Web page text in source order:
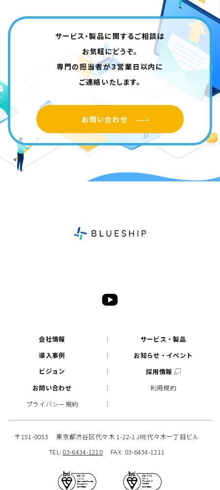
サービス・製品に関するご相談は
お気軽にどうぞ。
専門の担当者が３営業日以内に
ご連絡いたします。
お問い合わせ
会社情報
サービス・製品
導入事例
お知らせ・イベント
ビジョン
採用情報
お問い合わせ
利用規約
プライバシー規約
〒151-0053
東京都渋谷区代々木 1-22-1 JRE代々木一丁目ビル
TEL: 03-6434-1210 FAX: 03-6434-1211